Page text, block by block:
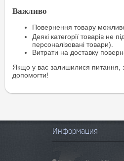
Важливо
Повернення товару
Деякі категорії товарів не
персоналізовані товари).
Витрати на доставку
Якщо у вас залишилися питання,
допомогти!
Информация